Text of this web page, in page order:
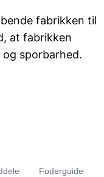
fabrikken til
at fabrikken
sporbarhed.
Foderguide